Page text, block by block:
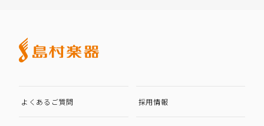
よくあるご質問 採用情報